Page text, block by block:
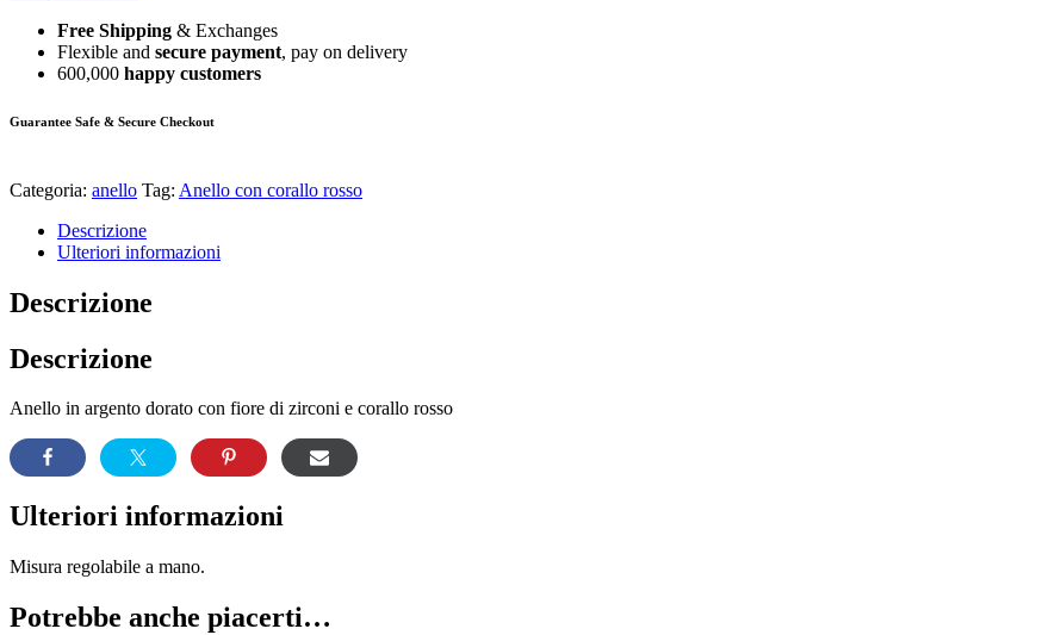
Free Shipping & Exchanges
Flexible and secure payment, pay on delivery
600,000 happy customers
Guarantee Safe & Secure Checkout
Categoria: anello Tag: Anello con corallo rosso
Descrizione
Ulteriori informazioni
Descrizione
Descrizione
Anello in argento dorato con fiore di zirconi e corallo rosso
Ulteriori informazioni
Misura regolabile a mano.
Potrebbe anche piacerti…